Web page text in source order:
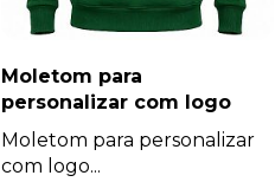
Moletom para
personalizar com logo
Moletom para personalizar
com logo...